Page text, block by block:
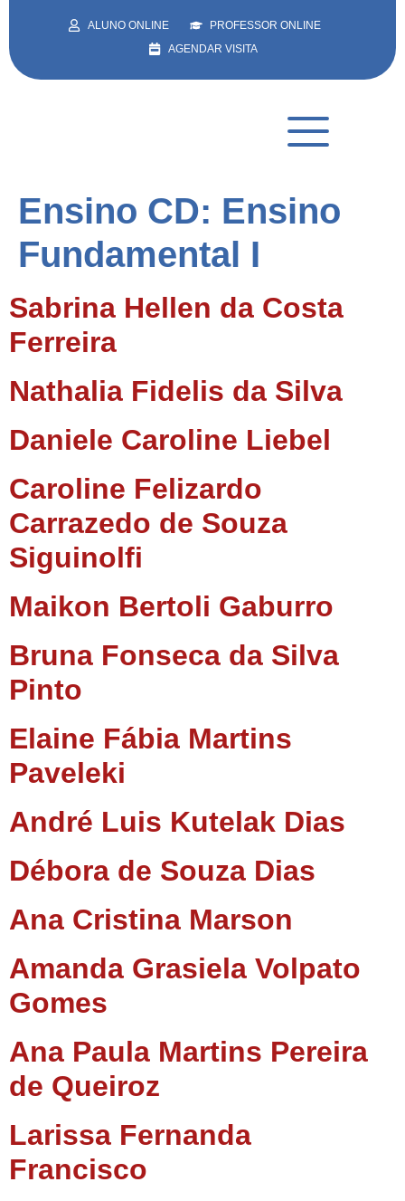
ALUNO ONLINE
PROFESSOR ONLINE
AGENDAR VISITA
Ensino CD: Ensino
Fundamental I
Sabrina Hellen da Costa
Ferreira
Nathalia Fidelis da Silva
Daniele Caroline Liebel
Caroline Felizardo
Carrazedo de Souza
Siguinolfi
Maikon Bertoli Gaburro
Bruna Fonseca da Silva
Pinto
Elaine Fábia Martins
Paveleki
André Luis Kutelak Dias
Débora de Souza Dias
Ana Cristina Marson
Amanda Grasiela Volpato
Gomes
Ana Paula Martins Pereira
de Queiroz
Larissa Fernanda
Francisco